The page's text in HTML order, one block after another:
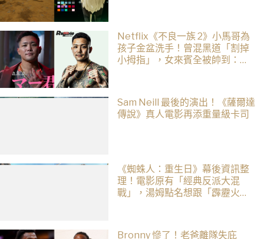
Netflix《不良一族 2》小馬哥為
孩子金盆洗手！曾混黑道「割掉
小拇指」，女來賓全被帥到：超
Sam Neill 最後的演出！《薩爾達
傳說》真人電影再添重量級卡司
《蜘蛛人：重生日》幕後資訊整
理！電影原有「經典反派大混
戰」，湯姆點名想跟「霹靂火」
Bronny 慘了！老爸離隊失庇